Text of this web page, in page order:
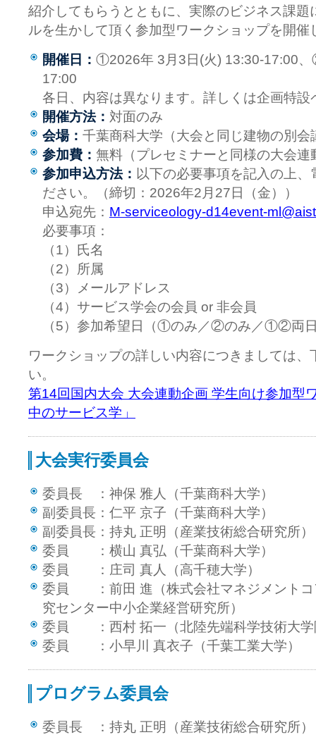
紹介してもらうとともに、実際のビジネス課
ルを生かして頂く参加型ワークショップを開催
開催日： ①2026年 3月3日(火) 13:30-17:00
17:00
各日、内容は異なります。詳しくは企画特
開催方法： 対面のみ
会場： 千葉商科大学（大会と同じ建物の別会
参加費： 無料（プレセミナーと同様の大会連
参加申込方法： 以下の必要事項を記入の上
ださい。（締切：2026年2月27日（金））
申込宛先： M-serviceology-d14event-
必要事項：
（1）氏名
（2）所属
（3）メールアドレス
（4）サービス学会の会員 or 非会員
（5）参加希望日（①のみ／②のみ／①②両
ワークショップの詳しい内容につきましては
い。
第14回国内大会 大会連動企画 学生向け参加型
中のサービス学」
大会実行委員会
委員長 ：神保 雅人（千葉商科大学）
副委員長：仁平 京子（千葉商科大学）
副委員長：持丸 正明（産業技術総合研究所）
委員 ：横山 真弘（千葉商科大学）
委員 ：庄司 真人（高千穂大学）
委員 ：前田 進（株式会社マネジメントコ
究センター中小企業経営研究所）
委員 ：西村 拓一（北陸先端科学技術大学
委員 ：小早川 真衣子（千葉工業大学）
プログラム委員会
委員長 ：持丸 正明（産業技術総合研究所）